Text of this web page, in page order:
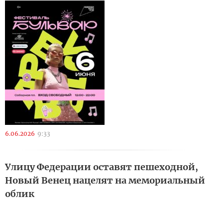
6.06.2026 9:33
Улицу Федерации оставят пешеходной,
Новый Венец нацелят на мемориальный
облик